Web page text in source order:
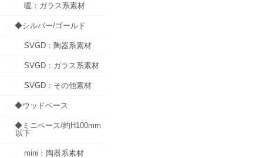
暖：ガラス系素材
◆シルバー/ゴールド
SVGD：陶器系素材
SVGD：ガラス系素材
SVGD：その他素材
◆ウッドベース
◆ミニベース/約H100mm
以下
mini：陶器系素材